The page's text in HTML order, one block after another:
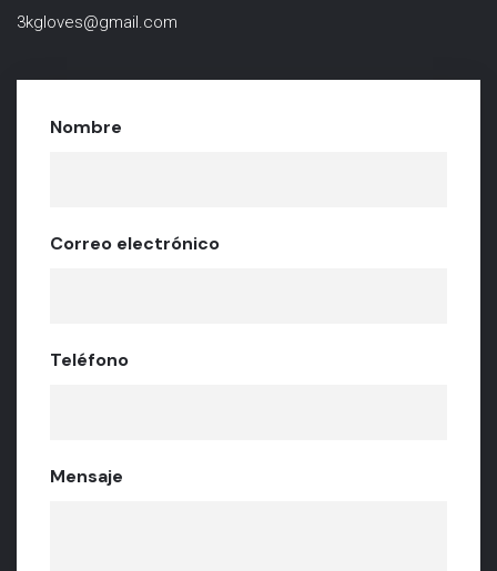
3kgloves@gmail.com
Nombre
Correo electrónico
Teléfono
Mensaje